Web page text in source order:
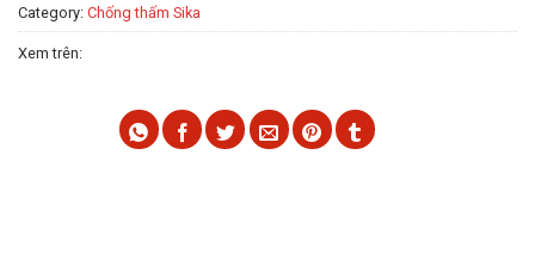
Category: Chống thấm Sika
Xem trên: